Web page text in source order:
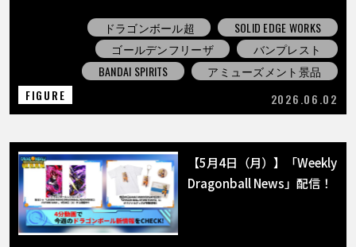
ドラゴンボール超
SOLID EDGE WORKS
ゴールデンフリーザ
バンプレスト
BANDAI SPIRITS
アミューズメント景品
FIGURE
2026.06.02
【5月4日（月）】「Weekly
Dragonball News」配信！